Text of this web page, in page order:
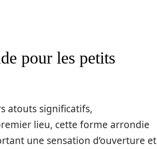
pour les petits
atouts significatifs,
lieu, cette forme arrondie
une sensation d’ouverture et